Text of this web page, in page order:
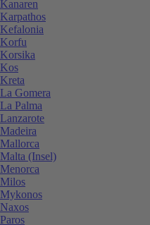
Kanaren
Karpathos
Kefalonia
Korfu
Korsika
Kos
Kreta
La Gomera
La Palma
Lanzarote
Madeira
Mallorca
Malta (Insel)
Menorca
Milos
Mykonos
Naxos
Paros